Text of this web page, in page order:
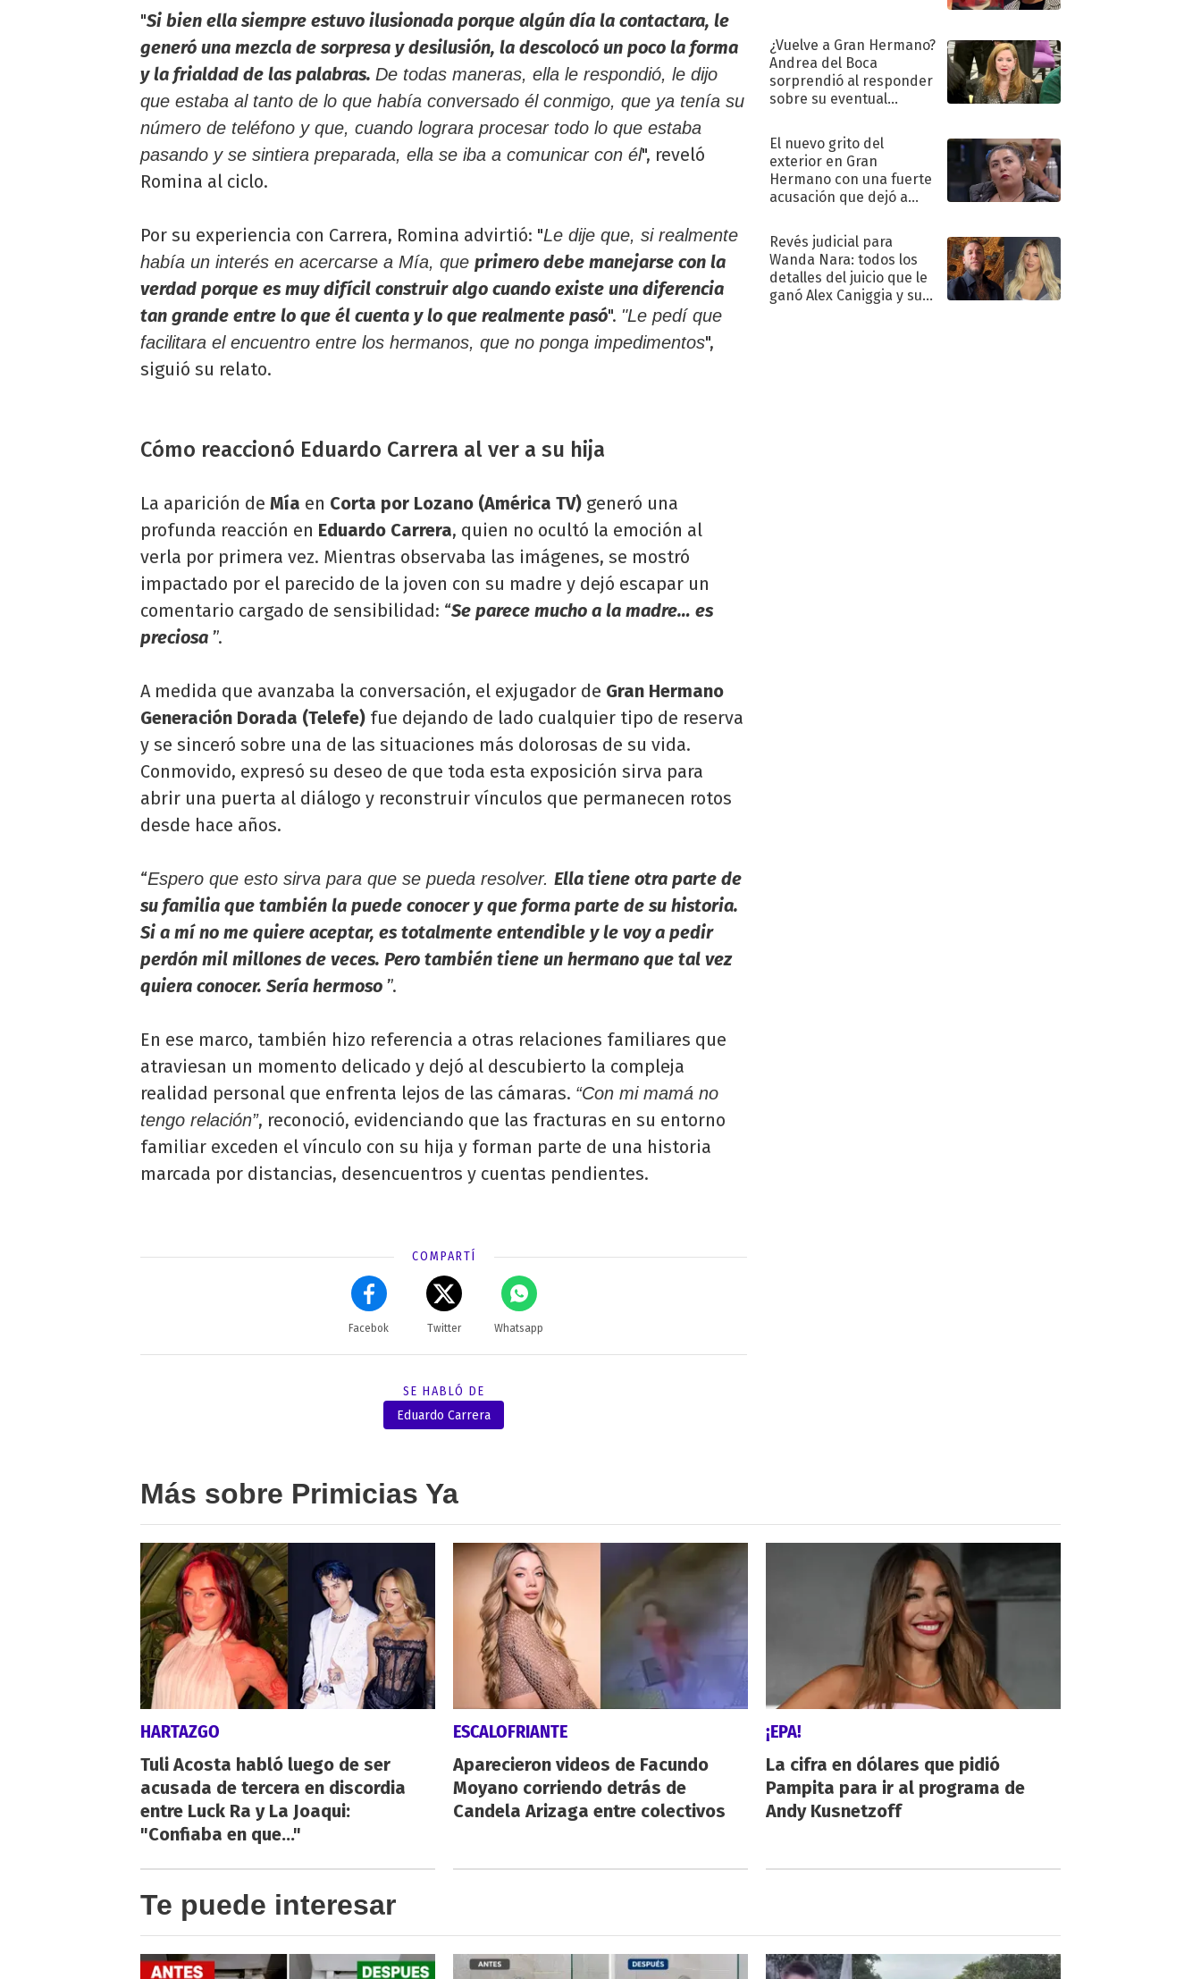
"Si bien ella siempre estuvo ilusionada porque algún día la contactara, le
generó una mezcla de sorpresa y desilusión, la descolocó un poco la forma
y la frialdad de las palabras. De todas maneras, ella le respondió, le dijo
que estaba al tanto de lo que había conversado él conmigo, que ya tenía su
número de teléfono y que, cuando lograra procesar todo lo que estaba
pasando y se sintiera preparada, ella se iba a comunicar con él", reveló
Romina al ciclo.
Por su experiencia con Carrera, Romina advirtió: "Le dije que, si realmente
había un interés en acercarse a Mía, que primero debe manejarse con la
verdad porque es muy difícil construir algo cuando existe una diferencia
tan grande entre lo que él cuenta y lo que realmente pasó". "Le pedí que
facilitara el encuentro entre los hermanos, que no ponga impedimentos",
siguió su relato.
Cómo reaccionó Eduardo Carrera al ver a su hija
La aparición de Mía en Corta por Lozano (América TV) generó una
profunda reacción en Eduardo Carrera, quien no ocultó la emoción al
verla por primera vez. Mientras observaba las imágenes, se mostró
impactado por el parecido de la joven con su madre y dejó escapar un
comentario cargado de sensibilidad: “Se parece mucho a la madre… es
preciosa ”.
A medida que avanzaba la conversación, el exjugador de Gran Hermano
Generación Dorada (Telefe) fue dejando de lado cualquier tipo de reserva
y se sinceró sobre una de las situaciones más dolorosas de su vida.
Conmovido, expresó su deseo de que toda esta exposición sirva para
abrir una puerta al diálogo y reconstruir vínculos que permanecen rotos
desde hace años.
“Espero que esto sirva para que se pueda resolver. Ella tiene otra parte de
su familia que también la puede conocer y que forma parte de su historia.
Si a mí no me quiere aceptar, es totalmente entendible y le voy a pedir
perdón mil millones de veces. Pero también tiene un hermano que tal vez
quiera conocer. Sería hermoso ”.
En ese marco, también hizo referencia a otras relaciones familiares que
atraviesan un momento delicado y dejó al descubierto la compleja
realidad personal que enfrenta lejos de las cámaras. “Con mi mamá no
tengo relación”, reconoció, evidenciando que las fracturas en su entorno
familiar exceden el vínculo con su hija y forman parte de una historia
marcada por distancias, desencuentros y cuentas pendientes.
COMPARTÍ
Facebok Twitter Whatsapp
SE HABLÓ DE
Eduardo Carrera
¿Vuelve a Gran Hermano?
Andrea del Boca
sorprendió al responder
sobre su eventual
El nuevo grito del
exterior en Gran
Hermano con una fuerte
acusación que dejó a
"Traidora"
Revés judicial para
Wanda Nara: todos los
detalles del juicio que le
ganó Alex Caniggia y sus
Más sobre Primicias Ya
HARTAZGO
Tuli Acosta habló luego de ser
acusada de tercera en discordia
entre Luck Ra y La Joaqui:
"Confiaba en que..."
ESCALOFRIANTE
Aparecieron videos de Facundo
Moyano corriendo detrás de
Candela Arizaga entre colectivos
¡EPA!
La cifra en dólares que pidió
Pampita para ir al programa de
Andy Kusnetzoff
Te puede interesar